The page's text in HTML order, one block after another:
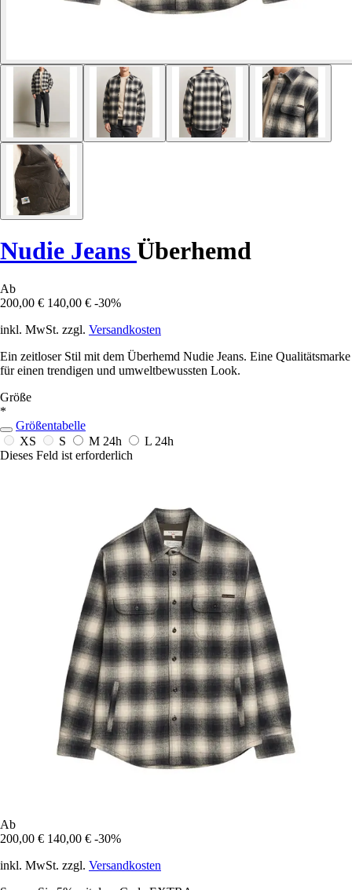
Nudie Jeans Überhemd
Ab
200,00 € 140,00 € -30%
inkl. MwSt. zzgl. Versandkosten
Ein zeitloser Stil mit dem Überhemd Nudie Jeans. Eine Qualitätsmarke
für einen trendigen und umweltbewussten Look.
Größe
*
Größentabelle
XS
S M 24h L 24h
Dieses Feld ist erforderlich
Ab
200,00 € 140,00 € -30%
inkl. MwSt. zzgl. Versandkosten